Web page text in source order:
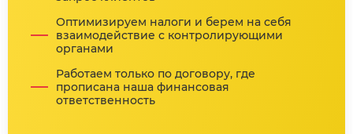
Оптимизируем налоги и берем на себя
взаимодействие с контролирующими
органами
Работаем только по договору, где
прописана наша финансовая
ответственность